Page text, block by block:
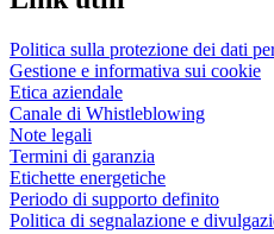
Politica sulla protezione dei dati
Gestione e informativa sui cookie
Etica aziendale
Canale di Whistleblowing
Note legali
Termini di garanzia
Etichette energetiche
Periodo di supporto definito
Politica di segnalazione e